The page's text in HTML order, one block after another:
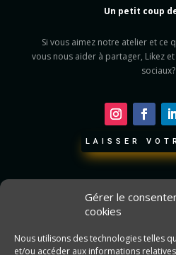
Gérer le
cookies
Nous utilisons des technologies telles
et/ou accéder aux informations
Un petit coup
Si vous aimez notre atelier et ce
vous nous aider à partager, Likez
sociaux?
LAISSER